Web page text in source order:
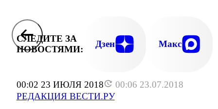
00:02 23 ИЮЛЯ 2018
00:06 23.07.2018
РЕДАКЦИЯ ВЕСТИ.РУ
СЛЕДИТЕ ЗА
НОВОСТЯМИ:
Дзен Макс